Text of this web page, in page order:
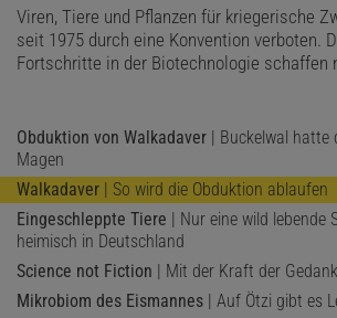
Viren, Tiere und Pflanzen für kriegerische
seit 1975 durch eine Konvention verboten.
Fortschritte in der Biotechnologie schaffen
Obduktion von Walkadaver | Buckelwal hatte
Magen
Walkadaver | So wird die Obduktion ablaufen
Eingeschleppte Tiere | Nur eine wild lebende
heimisch in Deutschland
Science not Fiction | Mit der Kraft der
Mikrobiom des Eismannes | Auf Ötzi gibt es